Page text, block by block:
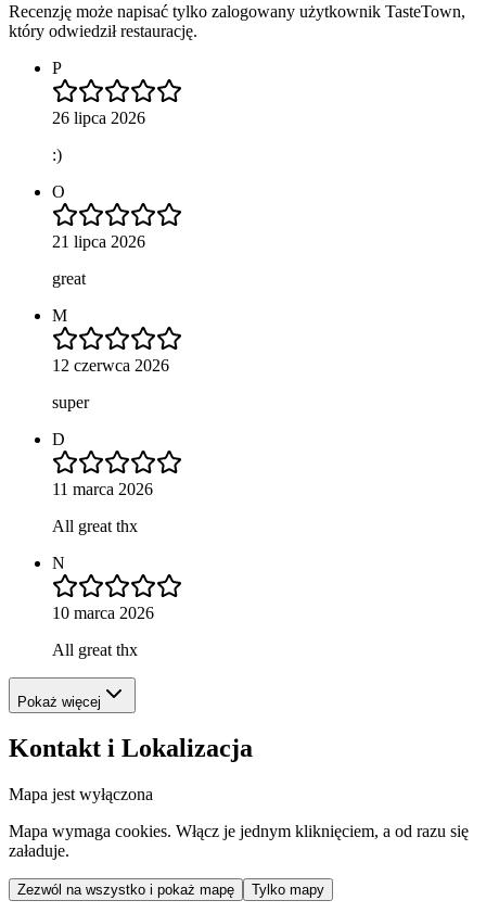
Recenzję może napisać tylko zalogowany użytkownik TasteTown,
który odwiedził restaurację.
P
26 lipca 2026
:)
O
21 lipca 2026
great
M
12 czerwca 2026
super
D
11 marca 2026
All great thx
N
10 marca 2026
All great thx
Pokaż więcej
Kontakt i Lokalizacja
Mapa jest wyłączona
Mapa wymaga cookies. Włącz je jednym kliknięciem, a od razu się
załaduje.
Zezwól na wszystko i pokaż mapę Tylko mapy